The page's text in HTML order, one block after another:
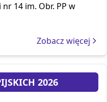
14 im. Obr. PP w
Zobacz więcej
2026